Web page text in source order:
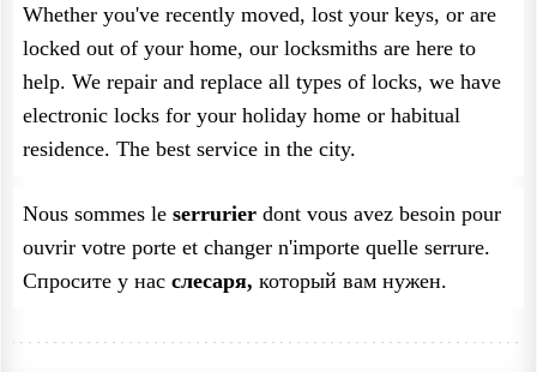
Whether you've recently moved, lost your keys, or are
locked out of your home, our locksmiths are here to
help. We repair and replace all types of locks, we have
electronic locks for your holiday home or habitual
residence. The best service in the city.
Nous sommes le serrurier dont vous avez besoin pour
ouvrir votre porte et changer n'importe quelle serrure.
Спросите у нас слесаря, который вам нужен.